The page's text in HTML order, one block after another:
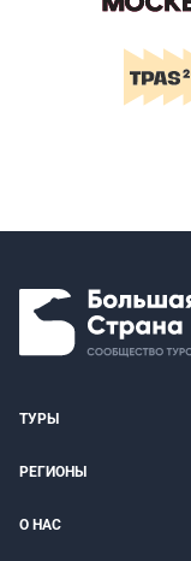
ТУРЫ
РЕГИОНЫ
О НАС